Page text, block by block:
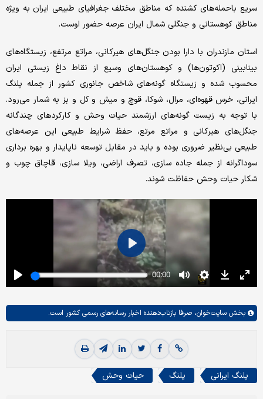
سریع باحمله‌های کشنده که مناطق مختلف جغرافیای طبیعی ایران به ویژه
مناطق کوهستانی و جنگلی شمال ایران عرصه حضور اوست.
استان مازندران با دارا بودن جنگل‌های هیرکانی، مراتع مرتفع، زیستگاه‌های
بینابینی (اکوتون‌ها) و کوهستان‌های وسیع از نقاط داغ زیستی ایران
محسوب شده و زیستگاه گونه‌های شاخص جانوری کشور از جمله پلنگ
ایرانی، خرس قهوه‌ای، مرال، شوکا، قوچ و میش و کل و بز به شمار می‌رود.
با توجه به زیست گونه‌های ارزشمند حیات وحش و کارکردهای چندگانه
جنگل‌های هیرکانی و مراتع مرتع، حفظ شرایط طبیعی این عرصه‌های
طبیعی بی‌نظیر ضروری بوده و باید در مقابل توسعه ناپایدار و بهره برداری
سوداگرانه از جمله جاده سازی، تصرف اراضی، ویلا سازی، قاچاق چوب و
شکار حیات وحش حفاظت شوند.
بخش سایت‌خوان، صرفا بازتاب‌دهنده اخبار رسانه‌های رسمی کشور است.
پلنگ ایرانی پلنگ حیات وحش